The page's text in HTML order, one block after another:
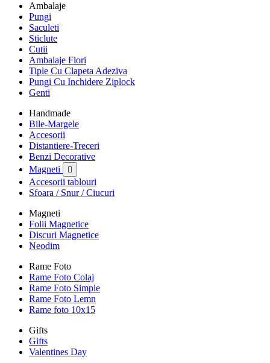
Ambalaje
Pungi
Saculeti
Sticlute
Cutii
Ambalaje Flori
Tiple Cu Clapeta Adeziva
Pungi Cu Inchidere Ziplock
Genti
Handmade
Bile-Margele
Accesorii
Distantiere-Treceri
Benzi Decorative
Magneti

Accesorii tablouri
Sfoara / Snur / Ciucuri
Magneti
Folii Magnetice
Discuri Magnetice
Neodim
Rame Foto
Rame Foto Colaj
Rame Foto Simple
Rame Foto Lemn
Rame foto 10x15
Gifts
Gifts
Valentines Day